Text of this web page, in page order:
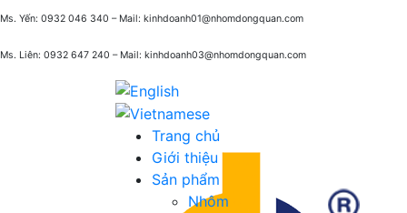
Ms. Yến: 0932 046 340 – Mail: kinhdoanh01@nhomdongquan.com
Ms. Liên: 0932 647 240 – Mail: kinhdoanh03@nhomdongquan.com
Trang chủ
Giới thiệu
Sản phẩm
Nhôm